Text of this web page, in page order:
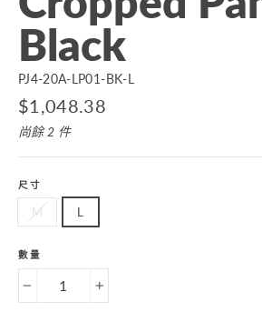
Black
PJ4-20A-LP01-BK-L
原
價
$1,048.38
尚餘 2 件
尺寸
M L
數量